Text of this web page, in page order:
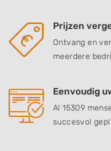
Prijzen
Ontvang en
meerdere
Eenvoudig
Al 15309
succesvol